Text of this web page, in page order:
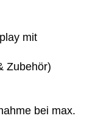
mit
Zubehör)
bei max.